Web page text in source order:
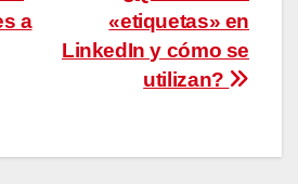
«etiquetas» en
LinkedIn y cómo se
utilizan?
a